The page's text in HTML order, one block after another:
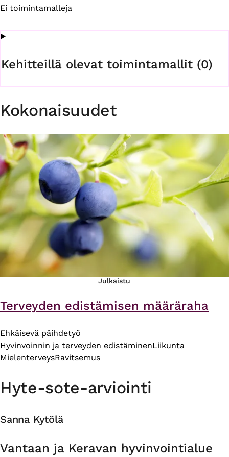
Ei toimintamalleja
Kehitteillä olevat toimintamallit (0)
Kokonaisuudet
Julkaistu
Terveyden edistämisen määräraha
Ehkäisevä päihdetyö
Hyvinvoinnin ja terveyden edistäminenLiikunta
MielenterveysRavitsemus
Hyte-sote-arviointi
Sanna Kytölä
Organisaatio
Vantaan ja Keravan hyvinvointialue